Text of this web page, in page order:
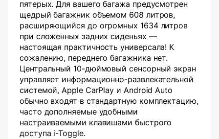
пятерых. Для вашего багажа предусмотрен
щедрый багажник объемом 608 литров,
расширяющийся до огромных 1634 литров
при сложенных задних сиденьях —
настоящая практичность универсала! К
сожалению, переднего багажника нет.
Центральный 10-дюймовый сенсорный экран
управляет информационно-развлекательной
системой, Apple CarPlay и Android Auto
обычно входят в стандартную комплектацию,
часто дополняемые удобными
настраиваемыми клавишами быстрого
доступа i-Toggle.